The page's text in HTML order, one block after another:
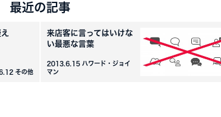
最近の記事
その他
来店客に言ってはいけな
い最悪な言葉
2013.6.15 ハワード・ジョイ
マン